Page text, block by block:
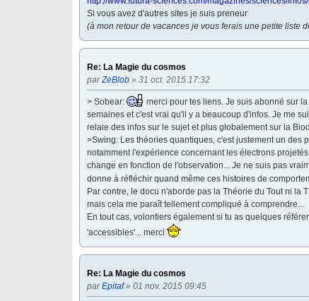
Si vous avez d'autres sites je suis preneur
(à mon retour de vacances je vous ferais une petite liste
Re: La Magie du cosmos
parZeBlob » 31 oct. 2015 17:32
> Sobear:
merci pour tes liens. Je suis abonné sur
semaines et c'est vrai qu'il y a beaucoup d'infos. Je me
relaie des infos sur le sujet et plus globalement sur la
>Swing: Les théories quantiques, c'est justement un des
notamment l'expérience concernant les électrons
change en fonction de l'observation... Je ne suis pas
donne à réfléchir quand même ces histoires de
Par contre, le docu n'aborde pas la Théorie du Tout ni la
mais cela me paraît tellement compliqué à comprendre...
En tout cas, volontiers également si tu as quelques
'accessibles'... merci
Re: La Magie du cosmos
parEpitaf» 01 nov. 2015 09:45